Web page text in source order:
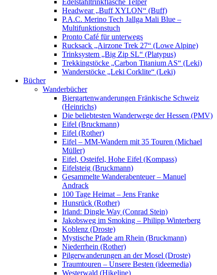
Edelstahltrinkflasche Telper
Headwear „Buff XYLON“ (Buff)
P.A.C. Merino Tech Jallga Mali Blue –
Multifunktionstuch
Pronto Café für unterwegs
Rucksack „Airzone Trek 27“ (Lowe Alpine)
Trinksystem „Big Zip SL“ (Platypus)
Trekkingstöcke „Carbon Titanium AS“ (Leki)
Wanderstöcke „Leki Corklite“ (Leki)
Bücher
Wanderbücher
Biergartenwanderungen Fränkische Schweiz
(Heinrichs)
Die beliebtesten Wanderwege der Hessen (PMV)
Eifel (Bruckmann)
Eifel (Rother)
Eifel – MM-Wandern mit 35 Touren (Michael
Müller)
Eifel, Osteifel, Hohe Eifel (Kompass)
Eifelsteig (Bruckmann)
Gesammelte Wanderabenteuer – Manuel
Andrack
100 Tage Heimat – Jens Franke
Hunsrück (Rother)
Irland: Dingle Way (Conrad Stein)
Jakobsweg im Smoking – Philipp Winterberg
Koblenz (Droste)
Mystische Pfade am Rhein (Bruckmann)
Niederrhein (Rother)
Pilgerwanderungen an der Mosel (Droste)
Traumtouren – Unsere Besten (ideemedia)
Westerwald (Hikeline)